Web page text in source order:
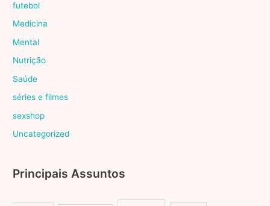
futebol
Medicina
Mental
Nutrição
Saúde
séries e filmes
sexshop
Uncategorized
Principais Assuntos